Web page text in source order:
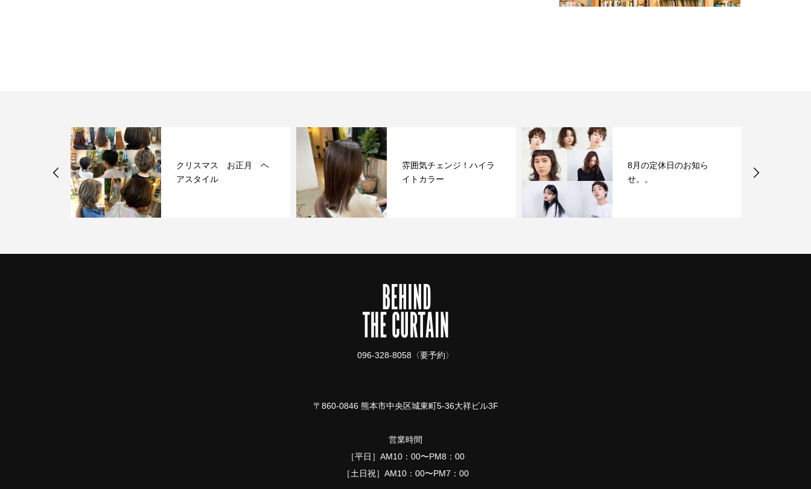
クリスマス お正月 ヘ
アスタイル
雰囲気チェンジ！ハイラ
イトカラー
8月の定休日のお知ら
せ。。
096-328-8058〈要予約〉
〒860-0846 熊本市中央区城東町5-36大祥ビル3F
営業時間
［平日］AM10：00〜PM8：00
［土日祝］AM10：00〜PM7：00